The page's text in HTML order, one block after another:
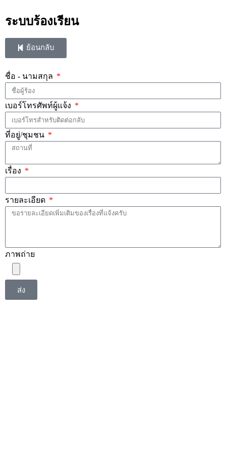
ระบบร้องเรียน
ย้อนกลับ
ชื่อ - นามสกุล
เบอร์โทรศัพท์ผู้แจ้ง
ที่อยู่/ชุมชน
เรื่อง
รายละเอียด
ภาพถ่าย
ส่ง